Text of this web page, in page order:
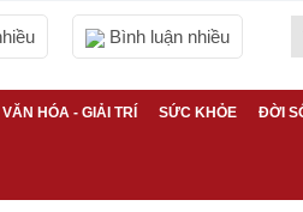
Bình luận nhiều
VĂN HÓA - GIẢI TRÍ SỨC KHỎE ĐỜI